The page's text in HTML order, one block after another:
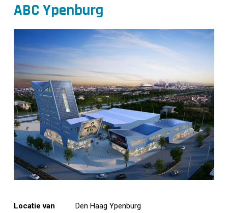
ABC Ypenburg
Locatie van
Den Haag Ypenburg